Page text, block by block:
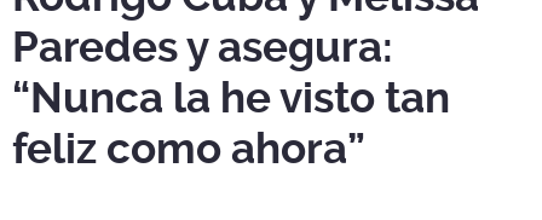
Paredes y asegura:
“Nunca la he visto tan
feliz como ahora”